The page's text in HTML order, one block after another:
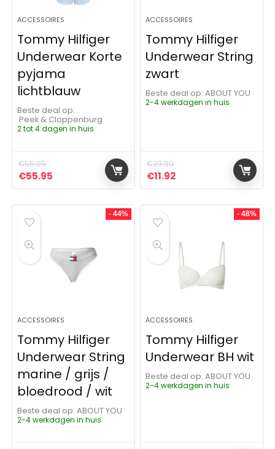
ACCESSOIRES
Tommy Hilfiger
Underwear Korte
pyjama
lichtblauw
Beste deal op:
Peek & Cloppenburg
2 tot 4 dagen in huis
€55.95
Oorspronkelijke prijs was: €55.95.
€55.95 Huidige prijs is: €55.95.
ACCESSOIRES
Tommy Hilfiger
Underwear String
zwart
Beste deal op:
ABOUT YOU
2-4 werkdagen in huis
€29.90
Oorspronkelijke prijs was:
€11.92Huidige prijs is:
- 44%
ACCESSOIRES
Tommy Hilfiger
Underwear String
marine / grijs /
bloedrood / wit
Beste deal op:
ABOUT YOU
2-4 werkdagen in huis
- 48%
ACCESSOIRES
Tommy Hilfiger
Underwear BH wit
Beste deal op:
ABOUT YOU
2-4 werkdagen in huis